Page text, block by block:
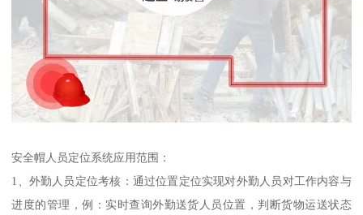
安全帽人员定位系统应用范围：
1、外勤人员定位考核：通过位置定位实现对外勤人员对工作内容与
进度的管理，例：实时查询外勤送货人员位置，判断货物运送状态